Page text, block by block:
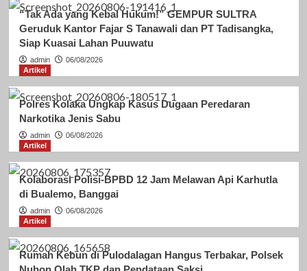
“Tak Ada yang Kebal Hukum!” GEMPUR SULTRA
Geruduk Kantor Fajar S Tanawali dan PT Tadisangka,
Siap Kuasai Lahan Puuwatu
admin
06/08/2026
Artikel
Polres Kolaka Ungkap Kasus Dugaan Peredaran
Narkotika Jenis Sabu
admin
06/08/2026
Artikel
Kolaborasi Polisi-BPBD 12 Jam Melawan Api Karhutla
di Bualemo, Banggai
admin
06/08/2026
Artikel
Rumah Kebun di Pulodalagan Hangus Terbakar, Polsek